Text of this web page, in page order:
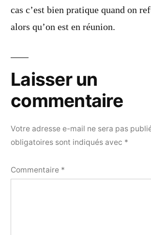
cas c’est bien pratique quand on
alors qu’on est en réunion.
Laisser un
commentaire
Votre adresse e-mail ne sera pas
obligatoires sont indiqués avec *
Commentaire *